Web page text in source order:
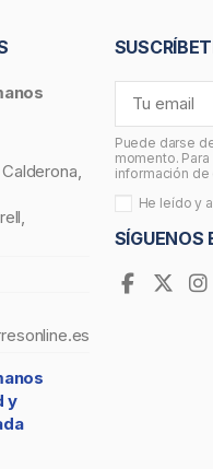
y
Puede darse
momento.
información de
He leído y
SÍGUENOS